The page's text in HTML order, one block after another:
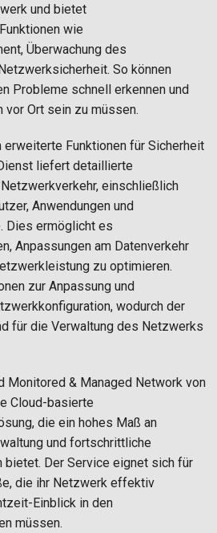
und bietet
wie
Überwachung des
So können
Probleme schnell erkennen und
vor Ort sein zu müssen.
erweiterte Funktionen für Sicherheit
liefert detaillierte
einschließlich
Anwendungen und
Dies ermöglicht es
Anpassungen am Datenverkehr
zu optimieren.
zur Anpassung und
wodurch der
für die Verwaltung des Netzwerks
Monitored & Managed Network von
Cloud-basierte
die ein hohes Maß an
und fortschrittliche
bietet. Der Service eignet sich für
die ihr Netzwerk effektiv
Einblick in den
müssen.